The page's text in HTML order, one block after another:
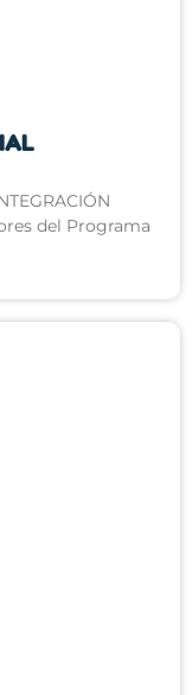
del Programa